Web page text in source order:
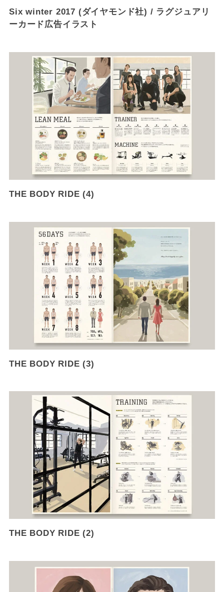
Six winter 2017 (ダイヤモンド社) / ラグジュアリ
ーカード広告イラスト
THE BODY RIDE (4)
THE BODY RIDE (3)
THE BODY RIDE (2)